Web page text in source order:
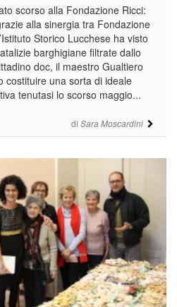
di Sara Moscardini
scorso alla Fondazione Ricci:
alla sinergia tra Fondazione
Storico Lucchese ha visto
barghigiane filtrate dallo
doc, il maestro Gualtiero
costituire una sorta di ideale
tenutasi lo scorso maggio...